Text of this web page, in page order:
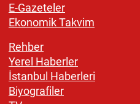
E-Gazeteler
Ekonomik Takvim
Rehber
Yerel Haberler
İstanbul Haberleri
Biyografiler